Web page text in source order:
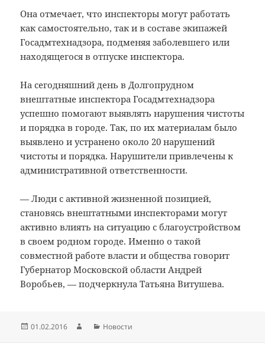
Она отмечает, что инспекторы могут работать
как самостоятельно, так и в составе экипажей
Госадмтехнадзора, подменяя заболевшего или
находящегося в отпуске инспектора.
На сегодняшний день в Долгопрудном
внештатные инспектора Госадмтехнадзора
успешно помогают выявлять нарушения чистоты
и порядка в городе. Так, по их материалам было
выявлено и устранено около 20 нарушений
чистоты и порядка. Нарушители привлечены к
административной ответственности.
— Люди с активной жизненной позицией,
становясь внештатными инспекторами могут
активно влиять на ситуацию с благоустройством
в своем родном городе. Именно о такой
совместной работе власти и общества говорит
Губернатор Московской области Андрей
Воробьев, — подчеркнула Татьяна Витушева.
Опубликовано
01.02.2016 АвторРубрики
Новости